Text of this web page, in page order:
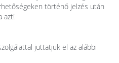
történő jelzés után
azt!
juttatjuk el az alábbi